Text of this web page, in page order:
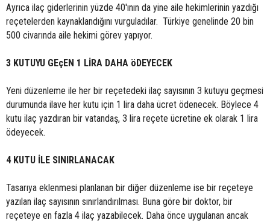
Ayrıca ilaç giderlerinin yüzde 40'ının da yine aile hekimlerinin yazdığı
reçetelerden kaynaklandığını vurguladılar. Türkiye genelinde 20 bin
500 civarında aile hekimi görev yapıyor.
3 KUTUYU GEçEN 1 LİRA DAHA öDEYECEK
Yeni düzenleme ile her bir reçetedeki ilaç sayısının 3 kutuyu geçmesi
durumunda ilave her kutu için 1 lira daha ücret ödenecek. Böylece 4
kutu ilaç yazdıran bir vatandaş, 3 lira reçete ücretine ek olarak 1 lira
ödeyecek.
4 KUTU İLE SINIRLANACAK
Tasarıya eklenmesi planlanan bir diğer düzenleme ise bir reçeteye
yazılan ilaç sayısının sınırlandırılması. Buna göre bir doktor, bir
reçeteye en fazla 4 ilaç yazabilecek. Daha önce uygulanan ancak